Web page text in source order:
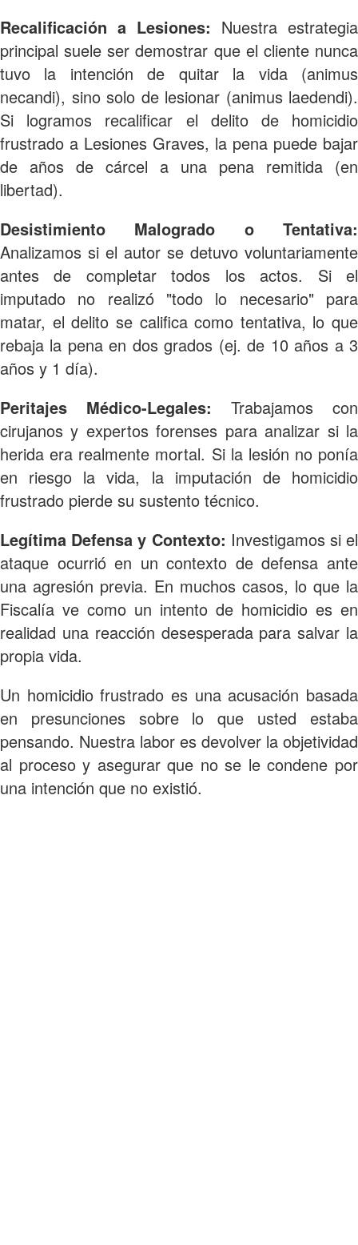
Recalificación a Lesiones: Nuestra estrategia
principal suele ser demostrar que el cliente nunca
tuvo la intención de quitar la vida (animus
necandi), sino solo de lesionar (animus laedendi).
Si logramos recalificar el delito de homicidio
frustrado a Lesiones Graves, la pena puede bajar
de años de cárcel a una pena remitida (en
libertad).
Desistimiento Malogrado o Tentativa:
Analizamos si el autor se detuvo voluntariamente
antes de completar todos los actos. Si el
imputado no realizó "todo lo necesario" para
matar, el delito se califica como tentativa, lo que
rebaja la pena en dos grados (ej. de 10 años a 3
años y 1 día).
Peritajes Médico-Legales: Trabajamos con
cirujanos y expertos forenses para analizar si la
herida era realmente mortal. Si la lesión no ponía
en riesgo la vida, la imputación de homicidio
frustrado pierde su sustento técnico.
Legítima Defensa y Contexto: Investigamos si el
ataque ocurrió en un contexto de defensa ante
una agresión previa. En muchos casos, lo que la
Fiscalía ve como un intento de homicidio es en
realidad una reacción desesperada para salvar la
propia vida.
Un homicidio frustrado es una acusación basada
en presunciones sobre lo que usted estaba
pensando. Nuestra labor es devolver la objetividad
al proceso y asegurar que no se le condene por
una intención que no existió.